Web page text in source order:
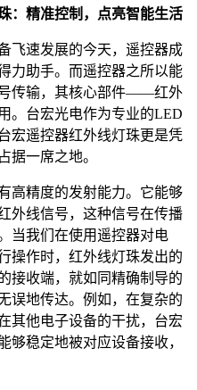
：精准控制，点亮智能生活
飞速发展的今天，遥控器成
力助手。而遥控器之所以能
传输，其核心部件——红外
。台宏光电作为专业的LED
宏遥控器红外线灯珠更是凭
据一席之地。
高精度的发射能力。它能够
外线信号，这种信号在传播
当我们在使用遥控器对电
操作时，红外线灯珠发出的
接收端，就如同精确制导的
误地传达。例如，在复杂的
其他电子设备的干扰，台宏
够稳定地被对应设备接收，